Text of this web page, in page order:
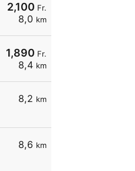
2,100 Fr.
8,0 km
1,890 Fr.
8,4 km
8,2 km
8,6 km